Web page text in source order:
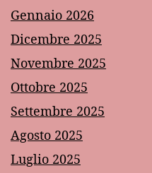
Gennaio 2026
Dicembre 2025
Novembre 2025
Ottobre 2025
Settembre 2025
Agosto 2025
Luglio 2025